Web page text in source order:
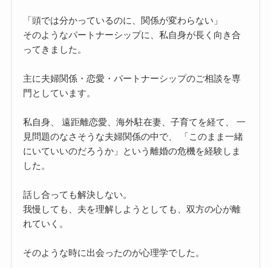
「頭では分かっているのに、関係が変わらない」
そのようなパートナーシップに、私自身が長く向き合
ってきました。
主に夫婦関係・恋愛・パートナーシップのご相談を専
門としています。
私自身、 遠距離恋愛、海外駐在妻、子育てを経て、 一
見問題のなさそうな夫婦関係の中で、 「このまま一緒
にいていいのだろうか」という離婚の危機を経験しま
した。
話し合っても解決しない。
我慢しても、夫を理解しようとしても、双方の心が離
れていく。
そのような時に出会ったのが心理学でした。